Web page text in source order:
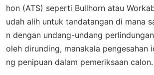
hon (ATS) seperti Bullhorn atau
udah alih untuk tandatangan di mana
n dengan undang-undang
oleh dirunding, manakala pengesahan
ng penipuan dalam pemeriksaan calon.